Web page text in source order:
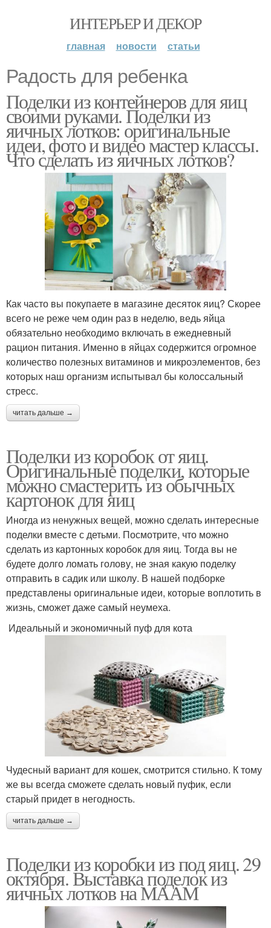
ИНТЕРЬЕР И ДЕКОР
главная новости статьи
Радость для ребенка
Поделки из контейнеров для яиц
своими руками. Поделки из
яичных лотков: оригинальные
идеи, фото и видео мастер классы.
Что сделать из яичных лотков?
Как часто вы покупаете в магазине десяток яиц? Скорее
всего не реже чем один раз в неделю, ведь яйца
обязательно необходимо включать в ежедневный
рацион питания. Именно в яйцах содержится огромное
количество полезных витаминов и микроэлементов, без
которых наш организм испытывал бы колоссальный
стресс.
читать дальше →
Поделки из коробок от яиц.
Оригинальные поделки, которые
можно смастерить из обычных
картонок для яиц
Иногда из ненужных вещей, можно сделать интересные
поделки вместе с детьми. Посмотрите, что можно
сделать из картонных коробок для яиц. Тогда вы не
будете долго ломать голову, не зная какую поделку
отправить в садик или школу. В нашей подборке
представлены оригинальные идеи, которые воплотить в
жизнь, сможет даже самый неумеха.
Идеальный и экономичный пуф для кота
Чудесный вариант для кошек, смотрится стильно. К тому
же вы всегда сможете сделать новый пуфик, если
старый придет в негодность.
читать дальше →
Поделки из коробки из под яиц. 29
октября. Выставка поделок из
яичных лотков на МААМ